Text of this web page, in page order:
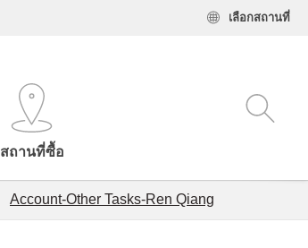
เลือกสถานที่
สถานที่ซื้อ
Account-Other Tasks-Ren Qiang